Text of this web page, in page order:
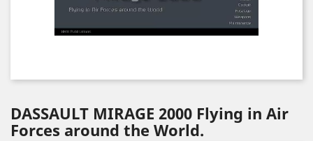
DASSAULT MIRAGE 2000 Flying in Air
Forces around the World.